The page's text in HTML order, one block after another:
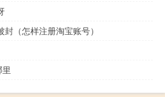
（怎样注册淘宝账号）